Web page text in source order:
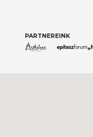
PARTNEREINK